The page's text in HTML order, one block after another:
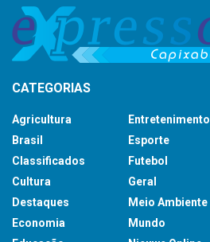
CATEGORIAS
Agricultura
Brasil
Classificados
Cultura
Destaques
Economia
Entretenimento
Esporte
Futebol
Geral
Meio Ambiente
Mundo